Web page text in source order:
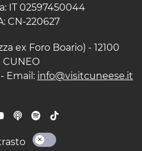
IT 02597450044
CN-220627
ex Foro Boario) - 12100
CUNEO
- Email: info@visitcuneese.it